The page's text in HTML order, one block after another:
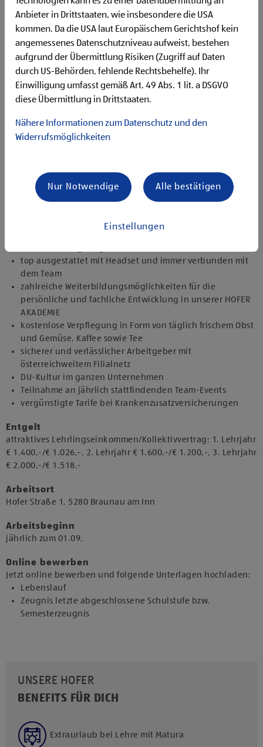
Flexibilität für Früh- und Spätdienste (Montag bis
Samstag)
Begeisterung im Handel zu arbeiten und den
Unternehmenserfolg mitzugestalten
Freude an der Arbeit im Team für ein motiviertes
Miteinander
Bereitschaft zu körperlich anspruchsvollen Tätigkeiten
freundlich im Umgang mit Kund:innen für eine
zuverlässige und organisierte Arbeitsweise zur
gewissenhaften Erledigung der Aufgaben
1.000 € HOFER Reisen- oder Warengutschein und
zusätzlich 1.500 € bei ausgezeichnetem Erfolg
Erfolgsprämien bei positivem Lehrabschluss (guter Erfolg:
top ausgestattet mit Headset und immer verbunden mit
dem Team
zahlreiche Weiterbildungsmöglichkeiten für die
persönliche und fachliche Entwicklung in unserer HOFER
AKADEMIE
kostenlose Verpflegung in Form von täglich frischem Obst
und Gemüse, Kaffee sowie Tee
sicherer und verlässlicher Arbeitgeber mit
österreichweitem Filialnetz
DU-Kultur im ganzen Unternehmen
Teilnahme an jährlich stattfindenden Team-Events
vergünstigte Tarife bei Krankenzusatzversicherungen
Entgelt
attraktives Lehrlingseinkommen/Kollektivvertrag: 1. Lehrjahr
€ 1.400,-/€ 1.026,-, 2. Lehrjahr € 1.600,-/€ 1.200,-, 3. Lehrjahr
€ 2.000,-/€ 1.518,-
Arbeitsort
​Hofer Straße 1, 5280 Braunau am Inn​​
Arbeitsbeginn
jährlich zum 01.09.​
Online bewerben
Jetzt online bewerben und folgende Unterlagen hochladen:
Lebenslauf
Zeugnis letzte abgeschlossene Schulstufe bzw.
Semesterzeugnis
UNSERE HOFER
BENEFITS FÜR DICH
Extraurlaub bei Lehre mit Matura
Anbieter in Drittstaaten, wie insbesondere die USA
kommen. Da die USA laut Europäischem Gerichtshof kein
angemessenes Datenschutzniveau aufweist, bestehen
aufgrund der Übermittlung Risiken (Zugriff auf Daten
durch US-Behörden, fehlende Rechtsbehelfe). Ihr
Einwilligung umfasst gemäß Art. 49 Abs. 1 lit. a DSGVO
diese Übermittlung in Drittstaaten.
Nähere Informationen zum Datenschutz und den
Widerrufsmöglichkeiten
Einstellungen
Nur Notwendige Alle bestätigen